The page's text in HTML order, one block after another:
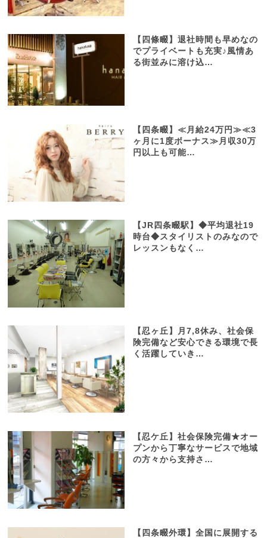
【四條畷】退社時間も早めなの
でプライベートも充実♪風情あ
る街並みに溶け込…
【四条畷】≪月給24万円≫≪3
ヶ月に1度ボーナス≫月収30万
円以上も可能…
【JR四条畷駅】◆平均退社19
時台◆スタイリストのみなので
レッスンもなく…
【忍ヶ丘】月7,8休み、社会保
険完備など安心できる環境で長
く活躍していき…
【忍ケ丘】社会保険完備★オー
プンから丁寧なサービスで地域
の方々から支持さ…
【四条畷外環】全国に展開する